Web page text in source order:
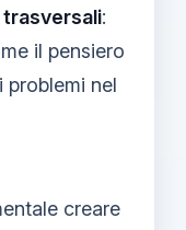
:
il pensiero
problemi nel
creare